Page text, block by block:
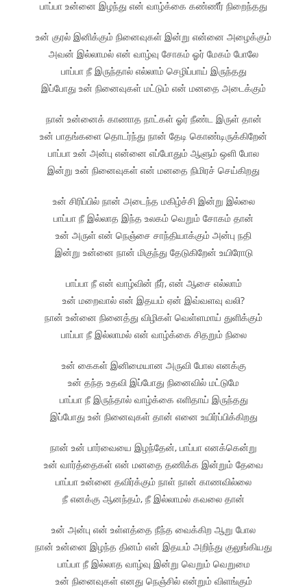
பாப்பா உன்னை இழந்து என் வாழ்க்கை கண்ணீர் நிறைந்தது
உன் குரல் இனிக்கும் நினைவுகள் இன்று என்னை அழைக்கும்
அவன் இல்லாமல் என் வாழ்வு சோகம் ஓர் மேகம் போலே
பாப்பா நீ இருந்தால் எல்லாம் செழிப்பாய் இருந்தது
இப்போது உன் நினைவுகள் மட்டும் என் மனதை அடைக்கும்
நான் உன்னைக் காணாத நாட்கள் ஓர் நீண்ட இருள் தான்
உன் பாதங்களை தொடர்ந்து நான் தேடி கொண்டிருக்கிறேன்
பாப்பா உன் அன்பு என்னை எப்போதும் ஆளும் ஒளி போல
இன்று உன் நினைவுகள் என் மனதை நிமிரச் செய்கிறது
உன் சிரிப்பில் நான் அடைந்த மகிழ்ச்சி இன்று இல்லை
பாப்பா நீ இல்லாத இந்த உலகம் வெறும் சோகம் தான்
உன் அருள் என் நெஞ்சை சாந்தியாக்கும் அன்பு நதி
இன்று உன்னை நான் மிகுந்து தேடுகிறேன் உயிரோடு
பாப்பா நீ என் வாழ்வின் நீர், என் ஆசை எல்லாம்
உன் மறைவால் என் இதயம் ஏன் இவ்வளவு வலி?
நான் உன்னை நினைத்து விழிகள் வெள்ளமாய் துளிக்கும்
பாப்பா நீ இல்லாமல் என் வாழ்க்கை சிதறும் நிலை
உன் கைகள் இனிமையான அருவி போல எனக்கு
உன் தந்த உதவி இப்போது நினைவில் மட்டுமே
பாப்பா நீ இருந்தால் வாழ்க்கை எளிதாய் இருந்தது
இப்போது உன் நினைவுகள் தான் எனை உயிர்ப்பிக்கிறது
நான் உன் பார்வையை இழந்தேன், பாப்பா எனக்கென்று
உன் வார்த்தைகள் என் மனதை தணிக்க இன்றும் தேவை
பாப்பா உன்னை தவிர்க்கும் நாள் நான் காணவில்லை
நீ எனக்கு ஆனந்தம், நீ இல்லாமல் கவலை தான்
உன் அன்பு என் உள்ளத்தை நீந்த வைக்கிற ஆறு போல
நான் உன்னை இழந்த தினம் என் இதயம் அறிந்து குலுங்கியது
பாப்பா நீ இல்லாத வாழ்வு இன்று வெறும் வெறுமை
உன் நினைவுகள் எனது நெஞ்சில் என்றும் விளங்கும்